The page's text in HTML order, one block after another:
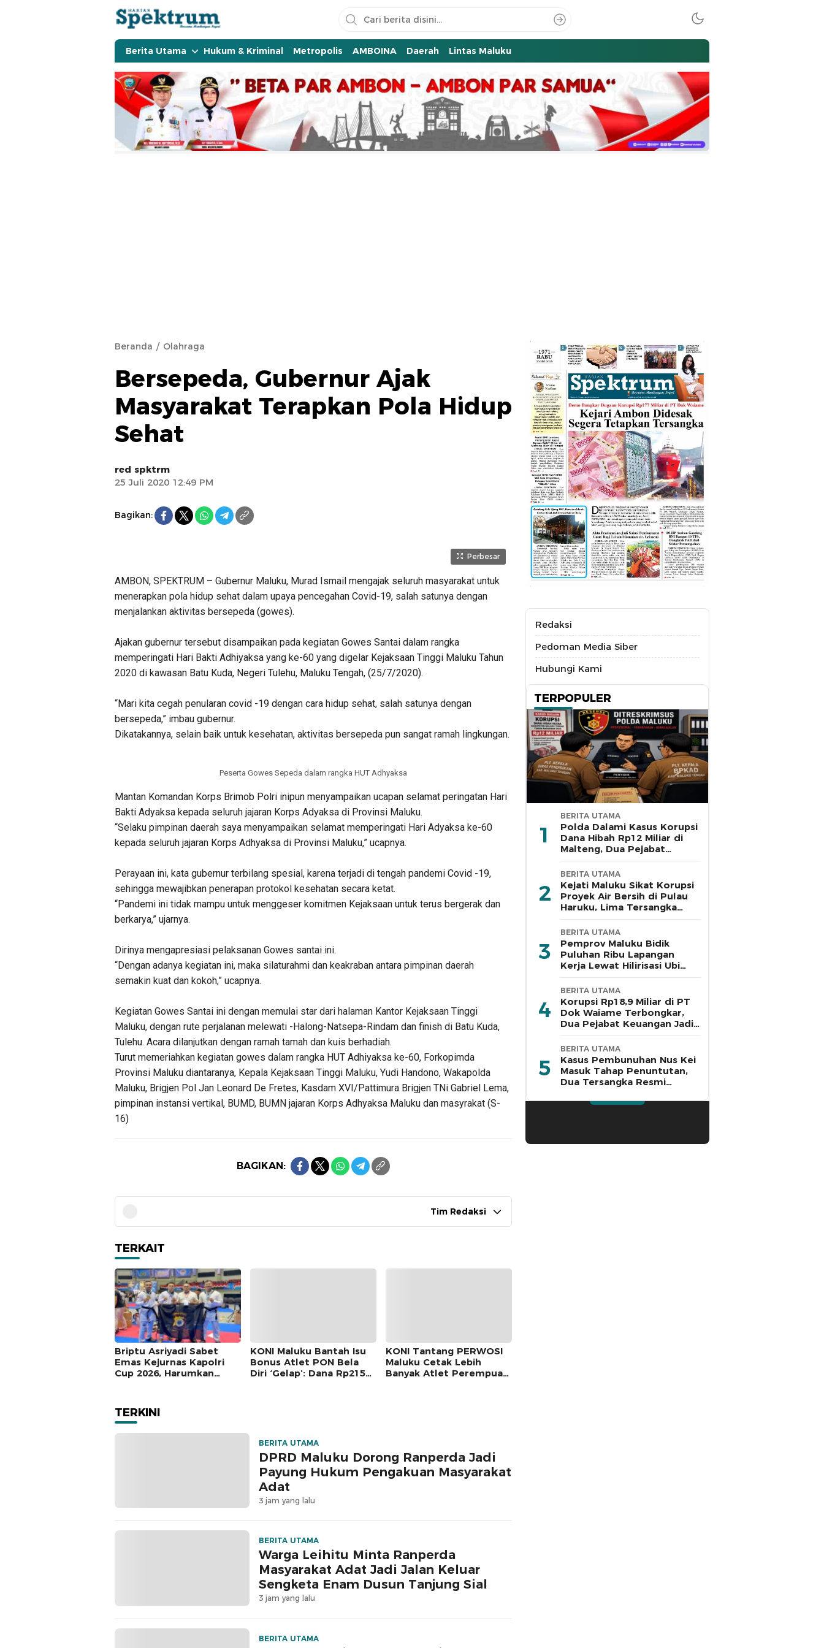
spektrumonline.com
Berita Utama Hukum & Kriminal Metropolis AMBOINA Daerah Lintas Maluku
Beranda Olahraga
Bersepeda, Gubernur Ajak
Masyarakat Terapkan Pola Hidup
Sehat
red spktrm
25 Juli 2020 12:49 PM
Bagikan:
Perbesar
AMBON, SPEKTRUM – Gubernur Maluku, Murad Ismail mengajak seluruh masyarakat untuk
menerapkan pola hidup sehat dalam upaya pencegahan Covid-19, salah satunya dengan
menjalankan aktivitas bersepeda (gowes).
Ajakan gubernur tersebut disampaikan pada kegiatan Gowes Santai dalam rangka
memperingati Hari Bakti Adhiyaksa yang ke-60 yang digelar Kejaksaan Tinggi Maluku Tahun
2020 di kawasan Batu Kuda, Negeri Tulehu, Maluku Tengah, (25/7/2020).
“Mari kita cegah penularan covid -19 dengan cara hidup sehat, salah satunya dengan
bersepeda,” imbau gubernur.
Dikatakannya, selain baik untuk kesehatan, aktivitas bersepeda pun sangat ramah lingkungan.
Peserta Gowes Sepeda dalam rangka HUT Adhyaksa
Mantan Komandan Korps Brimob Polri inipun menyampaikan ucapan selamat peringatan Hari
Bakti Adyaksa kepada seluruh jajaran Korps Adyaksa di Provinsi Maluku.
“Selaku pimpinan daerah saya menyampaikan selamat memperingati Hari Adyaksa ke-60
kepada seluruh jajaran Korps Adhyaksa di Provinsi Maluku,” ucapnya.
Perayaan ini, kata gubernur terbilang spesial, karena terjadi di tengah pandemi Covid -19,
sehingga mewajibkan penerapan protokol kesehatan secara ketat.
“Pandemi ini tidak mampu untuk menggeser komitmen Kejaksaan untuk terus bergerak dan
berkarya,” ujarnya.
Dirinya mengapresiasi pelaksanan Gowes santai ini.
“Dengan adanya kegiatan ini, maka silaturahmi dan keakraban antara pimpinan daerah
semakin kuat dan kokoh,” ucapnya.
Kegiatan Gowes Santai ini dengan memulai star dari halaman Kantor Kejaksaan Tinggi
Maluku, dengan rute perjalanan melewati -Halong-Natsepa-Rindam dan finish di Batu Kuda,
Tulehu. Acara dilanjutkan dengan ramah tamah dan kuis berhadiah.
Turut memeriahkan kegiatan gowes dalam rangka HUT Adhiyaksa ke-60, Forkopimda
Provinsi Maluku diantaranya, Kepala Kejaksaan Tinggi Maluku, Yudi Handono, Wakapolda
Maluku, Brigjen Pol Jan Leonard De Fretes, Kasdam XVI/Pattimura Brigjen TNi Gabriel Lema,
pimpinan instansi vertikal, BUMD, BUMN jajaran Korps Adhyaksa Maluku dan masyrakat (S-
16)
BAGIKAN:
Tim Redaksi
TERKAIT
Briptu Asriyadi Sabet
Emas Kejurnas Kapolri
Cup 2026, Harumkan
KONI Maluku Bantah Isu
Bonus Atlet PON Bela
Diri ‘Gelap’: Dana Rp215
KONI Tantang PERWOSI
Maluku Cetak Lebih
Banyak Atlet Perempuan
TERKINI
BERITA UTAMA
DPRD Maluku Dorong Ranperda Jadi
Payung Hukum Pengakuan Masyarakat
Adat
3 jam yang lalu
BERITA UTAMA
Warga Leihitu Minta Ranperda
Masyarakat Adat Jadi Jalan Keluar
Sengketa Enam Dusun Tanjung Sial
3 jam yang lalu
BERITA UTAMA
Redaksi
Pedoman Media Siber
Hubungi Kami
TERPOPULER
1
BERITA UTAMA
Polda Dalami Kasus Korupsi
Dana Hibah Rp12 Miliar di
Malteng, Dua Pejabat
Pemkab Diperiksa
2
BERITA UTAMA
Kejati Maluku Sikat Korupsi
Proyek Air Bersih di Pulau
Haruku, Lima Tersangka
Ditahan
3
BERITA UTAMA
Pemprov Maluku Bidik
Puluhan Ribu Lapangan
Kerja Lewat Hilirisasi Ubi
Kayu di Bursel
4
BERITA UTAMA
Korupsi Rp18,9 Miliar di PT
Dok Waiame Terbongkar,
Dua Pejabat Keuangan Jadi
Tersangka
5
BERITA UTAMA
Kasus Pembunuhan Nus Kei
Masuk Tahap Penuntutan,
Dua Tersangka Resmi